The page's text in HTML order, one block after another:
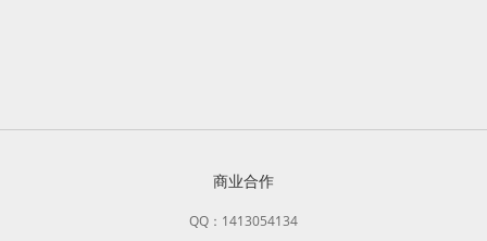
商业合作
QQ：1413054134